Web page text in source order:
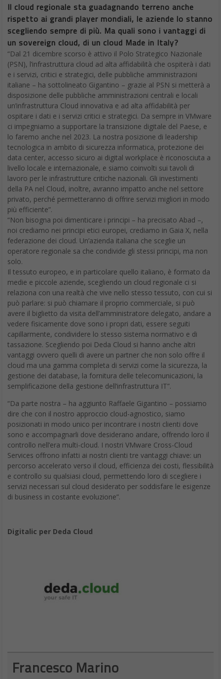
Il cloud regionale sta guadagnando terreno anche
rispetto ai grandi player mondiali, le aziende lo stanno
scegliendo sempre di più. Ma quali sono i vantaggi di
un sovereign cloud, di un cloud Made in Italy?
“Dal 21 dicembre scorso è attivo il Polo Strategico Nazionale
(PSN), l’infrastruttura cloud ad alta affidabilità che ospiterà i dati
e i servizi, critici e strategici, delle pubbliche amministrazioni
italiane – ha sottolineato Gigantino – grazie al PSN si metterà a
disposizione delle pubbliche amministrazioni centrali e locali
un’infrastruttura Cloud innovativa e ad alta affidabilità per
ospitare i dati e i servizi critici e strategici. Da sempre in VMware
ci impegniamo a supportare la transizione digitale del Paese, e
lo faremo anche nel 2023. La nostra posizione di leadership
tecnologica in ambito di sicurezza informatica, protezione dei
data center, accesso sicuro ai digital workplace è riconosciuta a
livello locale e internazionale, e siamo coinvolti sui tavoli di
lavoro per le infrastrutture critiche nazionali. Gli investimenti
della PA nel Cloud, inoltre, avranno impatto anche nel settore
privato, perché permetteranno di offrire servizi migliori in modo
più efficiente”.
“Non bisogna poi dimenticare i principi – ha precisato Abad –,
noi crediamo nei principi etici europei, crediamo in Gaia X, nella
federazione dei cloud. Un’azienda italiana che sceglie un
operatore regionale sa che condivide gli stessi principi, ma non
solo.
Il tessuto europeo, e in particolare quello italiano, è formato da
medie e piccole aziende, scegliendo un cloud regionale ci si
relaziona con una realtà che vive nello stesso tessuto, con cui si
può parlare: si può chiamare il proprio commerciale, si può
avere il biglietto da visita dell’amministratore delegato, andare a
vedere fisicamente dove sono i propri dati, essere seguiti
capillarmente, condividere lo stesso sistema normativo e di
tassazione. Scegliendo poi Deda Cloud si hanno anche altri
vantaggi ovvero quelli di avere un partner che non solo offre il
cloud ma una gamma completa di servizi come la sicurezza, la
gestione dei database, la fornitura delle telecomunicazioni, la
semplificazione della gestione dell’infrastruttura IT”.
“Da parte nostra – ha aggiunto Raffaele Gigantino – possiamo
dire che con il nostro approccio cloud-agnostico, siamo
posizionati in modo unico per incontrare i nostri clienti dove
sono e accompagnarli dove desiderano andare, offrendo loro il
controllo nell’era multi-cloud. I nostri VMware Cross-Cloud
Services offrono infatti ai nostri clienti tre vantaggi chiave: un
percorso accelerato verso il cloud, efficienza dei costi, flessibilità
e controllo su qualsiasi cloud, permettendo loro di scegliere i
servizi necessari sul cloud desiderato per soddisfare le esigenze
di business in costante evoluzione”.
Digitalic per Deda Cloud
Francesco Marino